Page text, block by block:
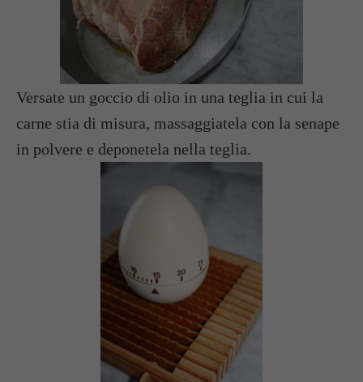
Versate un goccio di olio in una teglia in cui la
carne stia di misura, massaggiatela con la senape
in polvere e deponetela nella teglia.